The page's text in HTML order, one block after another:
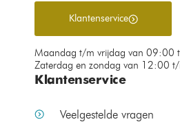
Klantenservice
Maandag t/m vrijdag van 09:00
Zaterdag en zondag van 12:00
Klantenservice
Veelgestelde vragen